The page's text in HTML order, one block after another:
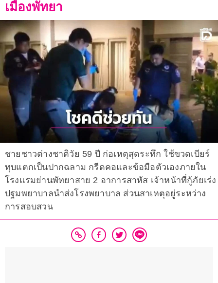
เมืองพัทยา
ชายชาวต่างชาติวัย 59 ปี ก่อเหตุสุดระทึก ใช้ขวดเบียร์
ทุบแตกเป็นปากฉลาม กรีดคอและข้อมือตัวเองภายใน
โรงแรมย่านพัทยาสาย 2 อาการสาหัส เจ้าหน้าที่กู้ภัยเร่ง
ปฐมพยาบาลนำส่งโรงพยาบาล ส่วนสาเหตุอยู่ระหว่าง
การสอบสวน